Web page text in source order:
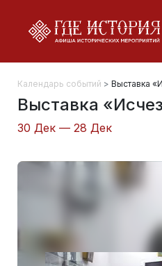
Календарь событий > Выставка
Выставка
30 Дек — 28 Дек